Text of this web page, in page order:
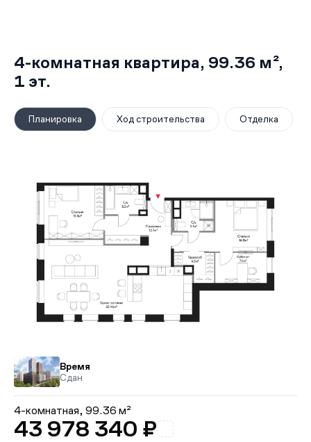
4-комнатная квартира, 99.36 м²,
1 эт.
Планировка Ход строительства Отделка
Время
Сдан
4-комнатная, 99.36 м²
43 978 340 ₽